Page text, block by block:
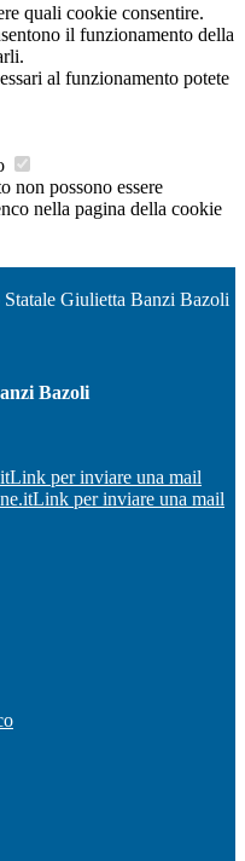
quali cookie consentire.
il funzionamento della
al funzionamento potete
non possono essere
nella pagina della cookie
Giulietta Banzi Bazoli
Bazoli
Link per inviare una mail
Link per inviare una mail